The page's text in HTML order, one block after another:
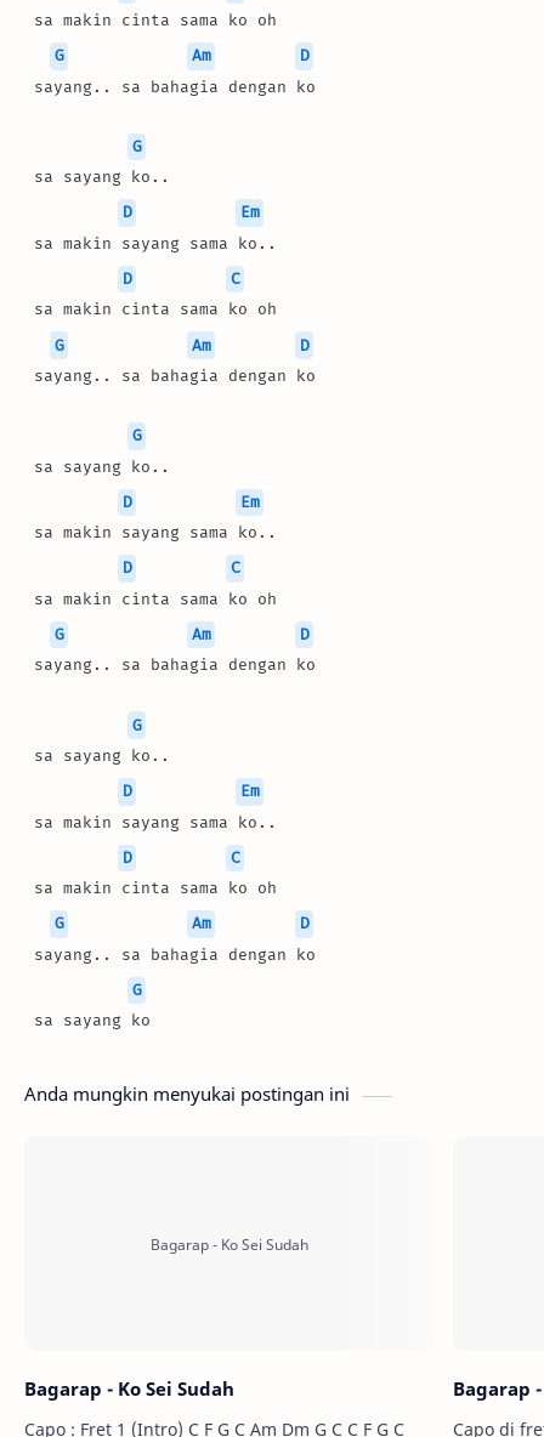
sa makin cinta sama ko oh
G
Am
D
sayang.. sa bahagia dengan ko
G
sa sayang ko..
D
Em
sa makin sayang sama ko..
D
C
sa makin cinta sama ko oh
G
Am
D
sayang.. sa bahagia dengan ko
G
sa sayang ko..
D
Em
sa makin sayang sama ko..
D
C
sa makin cinta sama ko oh
G
Am
D
sayang.. sa bahagia dengan ko
G
sa sayang ko..
D
Em
sa makin sayang sama ko..
D
C
sa makin cinta sama ko oh
G
Am
D
sayang.. sa bahagia dengan ko
G
sa sayang ko
Anda mungkin menyukai postingan ini
Bagarap - Ko Sei Sudah
Capo : Fret 1 (Intro) C F G C Am Dm G C C F G C
Bagarap
Capo di fret 3 (Reff) G